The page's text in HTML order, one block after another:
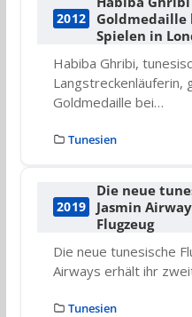
2012
Goldmedaille
Spielen in
Habiba Ghribi,
Langstreckenläuferin,
Goldmedaille bei…
Tunesien
2019
Die neue
Jasmin
Flugzeug
Die neue tunesische
Airways erhält ihr
Tunesien